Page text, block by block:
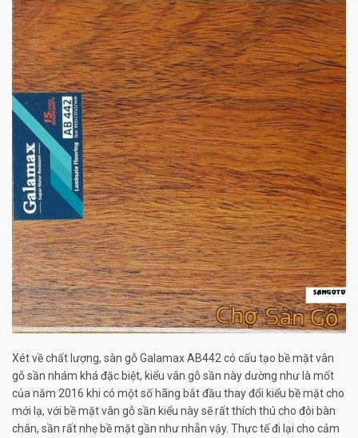
Xét về chất lượng, sàn gỗ Galamax AB442 có cấu tạo bề mặt vân
gỗ sần nhám khá đặc biệt, kiểu vân gỗ sần này dường như là mốt
của năm 2016 khi có một số hãng bắt đầu thay đổi kiểu bề mặt cho
mới lạ, với bề mặt vân gỗ sần kiểu này sẽ rất thích thú cho đôi bàn
chân, sần rất nhẹ bề mặt gần như nhẵn vậy. Thực tế đi lại cho cảm